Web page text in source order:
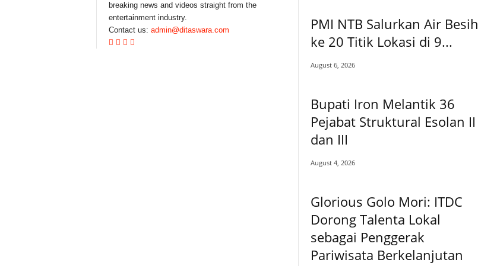
breaking news and videos straight from the
entertainment industry.
Contact us: admin@ditaswara.com
PMI NTB Salurkan Air Besih
ke 20 Titik Lokasi di 9...
August 6, 2026
Bupati Iron Melantik 36
Pejabat Struktural Esolan II
dan III
August 4, 2026
Glorious Golo Mori: ITDC
Dorong Talenta Lokal
sebagai Penggerak
Pariwisata Berkelanjutan